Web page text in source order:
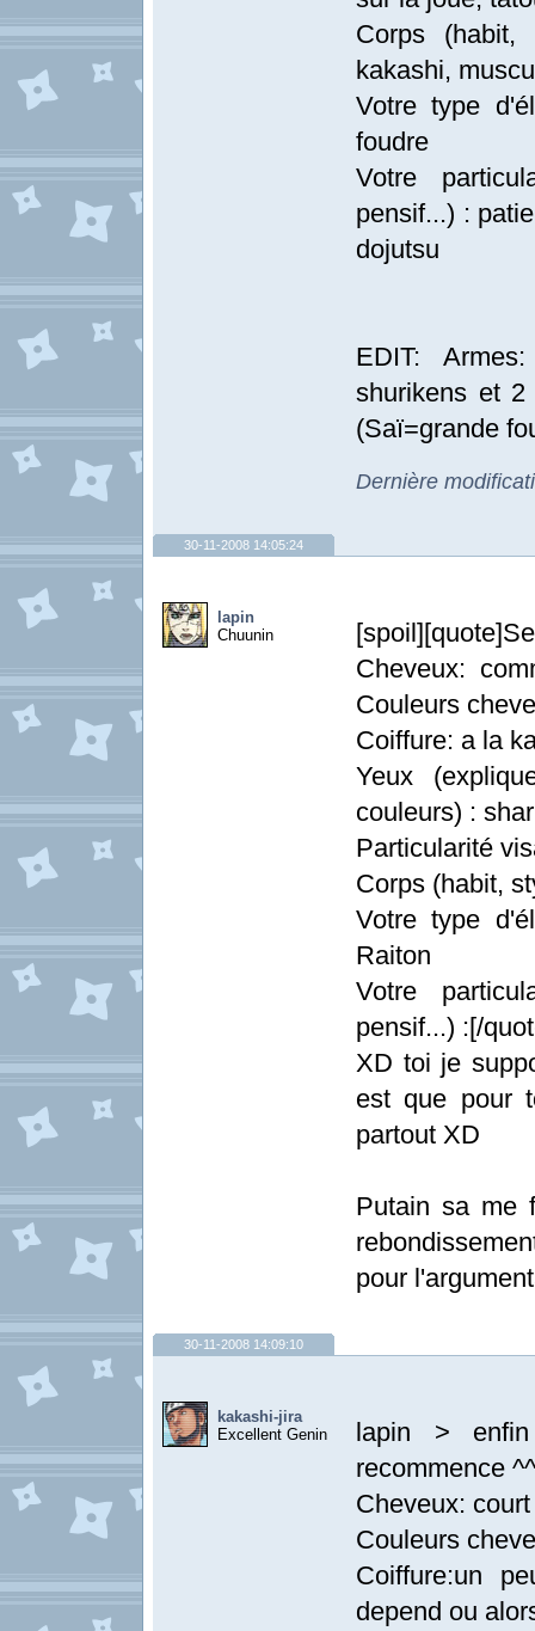
Corps
kakashi,
Votre type
foudre
Votre
pensif...) :
dojutsu
EDIT:
shurikens et
(Saï=grande
Dernière
30-11-2008 14:05:24
lapin
Chuunin
Cheveux:
Couleurs
Coiffure: a la
Yeux
couleurs) :
Particularité
Corps (habit,
Votre type
Raiton
Votre
pensif...) :[/
XD toi je
est que pour
partout XD
Putain sa me
pour
30-11-2008 14:09:10
kakashi-jira
Excellent Genin
lapin >
recommence
Cheveux: court
Couleurs
Coiffure:un
depend ou